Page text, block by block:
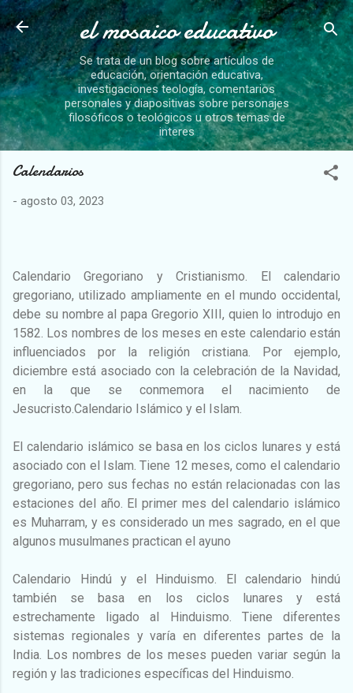
Ir al contenido principal
el mosaico educativo
Se trata de un blog sobre artículos de
educación, orientación educativa,
investigaciones teología, comentarios
personales y diapositivas sobre personajes
filosóficos o teológicos u otros temas de
interes
Calendarios
- agosto 03, 2023
Calendario Gregoriano y Cristianismo. El calendario
gregoriano, utilizado ampliamente en el mundo occidental,
debe su nombre al papa Gregorio XIII, quien lo introdujo en
1582. Los nombres de los meses en este calendario están
influenciados por la religión cristiana. Por ejemplo,
diciembre está asociado con la celebración de la Navidad,
en la que se conmemora el nacimiento de
Jesucristo.Calendario Islámico y el Islam.
El calendario islámico se basa en los ciclos lunares y está
asociado con el Islam. Tiene 12 meses, como el calendario
gregoriano, pero sus fechas no están relacionadas con las
estaciones del año. El primer mes del calendario islámico
es Muharram, y es considerado un mes sagrado, en el que
algunos musulmanes practican el ayuno
Calendario Hindú y el Hinduismo. El calendario hindú
también se basa en los ciclos lunares y está
estrechamente ligado al Hinduismo. Tiene diferentes
sistemas regionales y varía en diferentes partes de la
India. Los nombres de los meses pueden variar según la
región y las tradiciones específicas del Hinduismo.